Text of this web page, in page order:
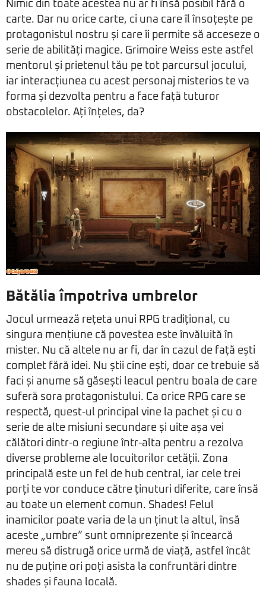
Nimic din toate acestea nu ar fi însă posibil fără o
carte. Dar nu orice carte, ci una care îl însoțește pe
protagonistul nostru și care îi permite să acceseze o
serie de abilități magice. Grimoire Weiss este astfel
mentorul și prietenul tău pe tot parcursul jocului,
iar interacțiunea cu acest personaj misterios te va
forma și dezvolta pentru a face față tuturor
obstacolelor. Ați înțeles, da?
Bătălia împotriva umbrelor
Jocul urmează rețeta unui RPG tradițional, cu
singura mențiune că povestea este învăluită în
mister. Nu că altele nu ar fi, dar în cazul de față ești
complet fără idei. Nu știi cine ești, doar ce trebuie să
faci și anume să găsești leacul pentru boala de care
suferă sora protagonistului. Ca orice RPG care se
respectă, quest-ul principal vine la pachet și cu o
serie de alte misiuni secundare și uite așa vei
călători dintr-o regiune într-alta pentru a rezolva
diverse probleme ale locuitorilor cetății. Zona
principală este un fel de hub central, iar cele trei
porți te vor conduce către ținuturi diferite, care însă
au toate un element comun. Shades! Felul
inamicilor poate varia de la un ținut la altul, însă
aceste „umbre” sunt omniprezente și încearcă
mereu să distrugă orice urmă de viață, astfel încât
nu de puține ori poți asista la confruntări dintre
shades și fauna locală.